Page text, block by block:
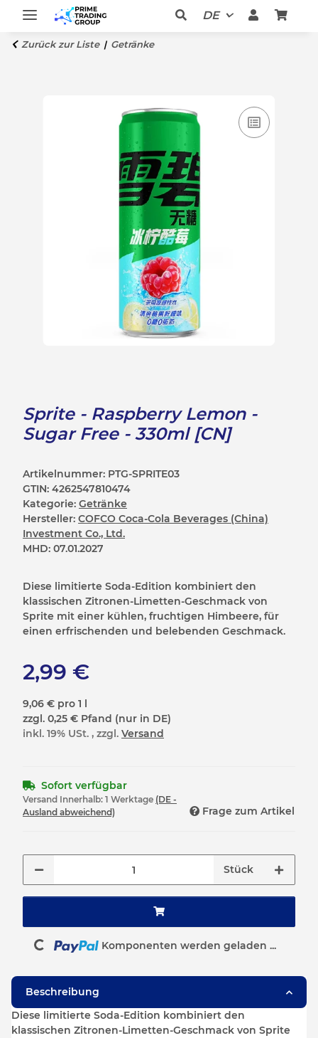
DE
Zurück zur Liste Getränke
Sprite - Raspberry Lemon -
Sugar Free - 330ml [CN]
Artikelnummer: PTG-SPRITE03
GTIN: 4262547810474
Kategorie: Getränke
Hersteller: COFCO Coca-Cola Beverages (China)
Investment Co., Ltd.
MHD: 07.01.2027
Diese limitierte Soda-Edition kombiniert den
klassischen Zitronen-Limetten-Geschmack von
Sprite mit einer kühlen, fruchtigen Himbeere, für
einen erfrischenden und belebenden Geschmack.
2,99 €
9,06 € pro 1 l
zzgl. 0,25 € Pfand (nur in DE)
inkl. 19% USt. , zzgl. Versand
Sofort verfügbar
Versand Innerhalb: 1 Werktage (DE -
Ausland abweichend)
Frage zum Artikel
Stück
Loading... Komponenten werden geladen ...
Beschreibung
Diese limitierte Soda-Edition kombiniert den
klassischen Zitronen-Limetten-Geschmack von Sprite